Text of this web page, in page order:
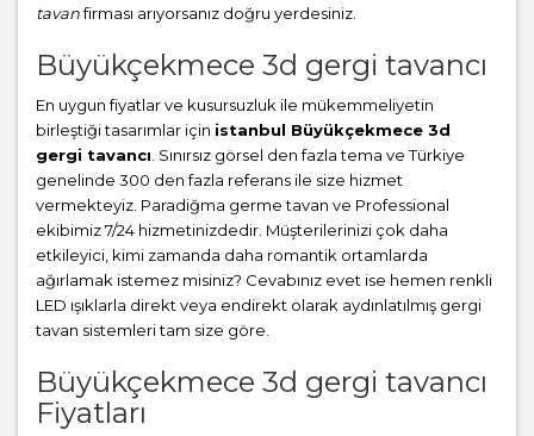
tavanfirması arıyorsanız doğru yerdesiniz.
Büyükçekmece 3d gergi tavancı
En uygun fiyatlar ve kusursuzluk ile mükemmeliyetin
birleştiği tasarımlar için istanbul Büyükçekmece 3d
gergi tavancı . Sınırsız görsel den fazla tema ve Türkiye
genelinde 300 den fazla referans ile size hizmet
vermekteyiz. Paradiğma germe tavan ve Professional
ekibimiz 7/24 hizmetinizdedir. Müşterilerinizi çok daha
etkileyici, kimi zamanda daha romantik ortamlarda
ağırlamak istemez misiniz? Cevabınız evet ise hemen renkli
LED ışıklarla direkt veya endirekt olarak aydınlatılmış gergi
tavan sistemleri tam size göre.
Büyükçekmece 3d gergi tavancı
Fiyatları